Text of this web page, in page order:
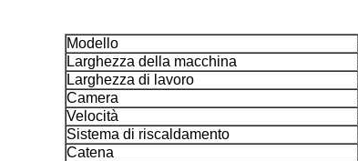
Modello
Larghezza della macchina
Larghezza di lavoro
Camera
Velocità
Sistema di riscaldamento
Catena